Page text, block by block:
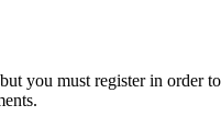
you must register in